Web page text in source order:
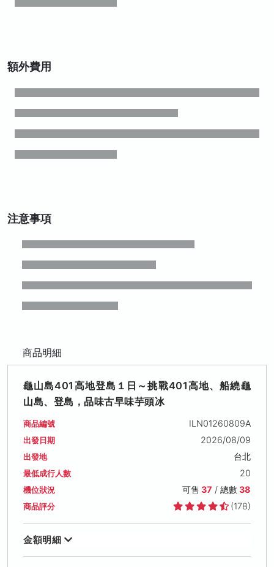
額外費用
注意事項
商品明細
龜山島401高地登島１日～挑戰401高地、船繞龜
山島、登島，品味古早味芋頭冰
商品編號 ILN01260809A
出發日期 2026/08/09
出發地 台北
最低成行人數 20
機位狀況 可售 37 / 總數38
商品評分 (178)
金額明細